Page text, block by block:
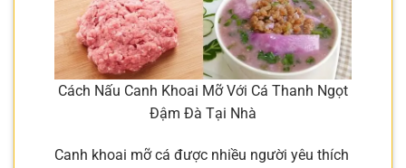
Cách Nấu Canh Khoai Mỡ Với Cá Thanh Ngọt
Đậm Đà Tại Nhà
Canh khoai mỡ cá được nhiều người yêu thích